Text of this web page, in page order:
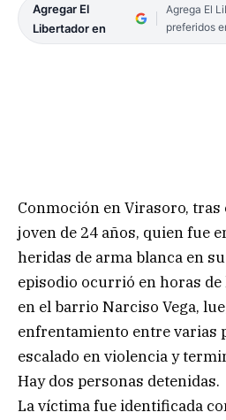
Agregar El
Libertador en
Agrega El
preferidos
Conmoción en Virasoro, tras
joven de 24 años, quien fue
heridas de arma blanca en
episodio ocurrió en horas de
en el barrio Narciso Vega,
enfrentamiento entre varias
escalado en violencia y
Hay dos personas detenidas.
La víctima fue identificada